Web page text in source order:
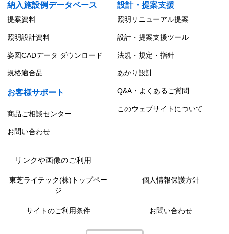
納入施設例データベース
設計・提案支援
提案資料 照明リニューアル提案
照明設計資料 設計・提案支援ツール
姿図CADデータ ダウンロード 法規・規定・指針
規格適合品 あかり設計
お客様サポート Q&A・よくあるご質問
商品ご相談センター
このウェブサイトについて
お問い合わせ
リンクや画像のご利用
東芝ライテック(株)トップペー
ジ
個人情報保護方針
サイトのご利用条件 お問い合わせ